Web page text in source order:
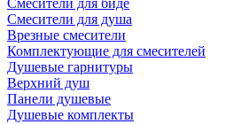
Смесители для биде
Смесители для душа
Врезные смесители
Комплектующие для смесителей
Душевые гарнитуры
Верхний душ
Панели душевые
Душевые комплекты